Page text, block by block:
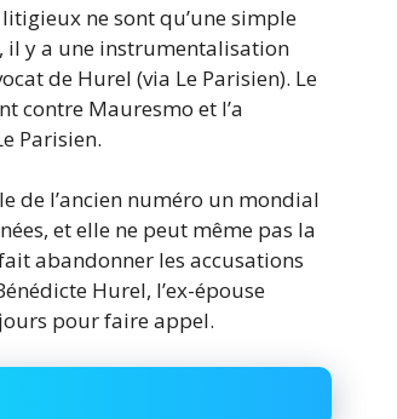
ne sont qu’une simple
il y a une instrumentalisation
de Hurel (via Le Parisien). Le
contre Mauresmo et l’a
Parisien.
de l’ancien numéro un mondial
et elle ne peut même pas la
abandonner les accusations
Hurel, l’ex-épouse
pour faire appel.